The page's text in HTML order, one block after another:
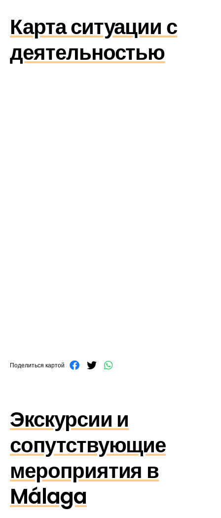
Карта ситуации с
деятельностью
Поделиться картой
Экскурсии и
сопутствующие
мероприятия в
Málaga